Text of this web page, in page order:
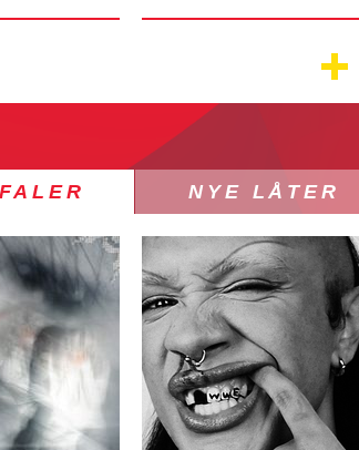
NYE LÅTER